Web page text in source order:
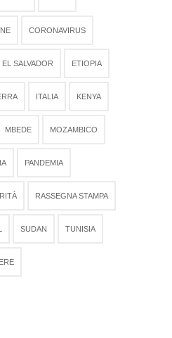
CORONAVIRUS
EL SALVADOR ETIOPIA
ITALIA KENYA
MBEDE MOZAMBICO
PANDEMIA
RASSEGNA STAMPA
SUDAN TUNISIA